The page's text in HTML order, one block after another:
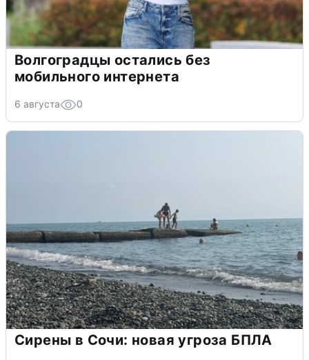
Волгоградцы остались без
мобильного интернета
6 августа 0
Сирены в Сочи: новая угроза БПЛА